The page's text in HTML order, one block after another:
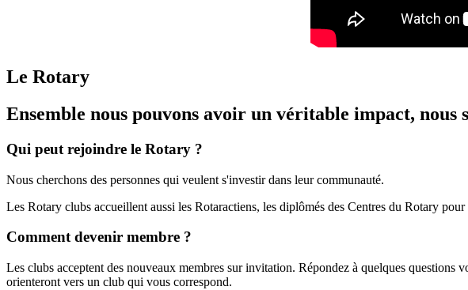
Le Rotary
Ensemble nous pouvons avoir un véritable impact, nous
Qui peut rejoindre le Rotary ?
Nous cherchons des personnes qui veulent s'investir dans leur communauté.
Les Rotary clubs accueillent aussi les Rotaractiens, les diplômés des Centres du Rotary
Comment devenir membre ?
Les clubs acceptent des nouveaux membres sur invitation. Répondez à quelques
orienteront vers un club qui vous correspond.